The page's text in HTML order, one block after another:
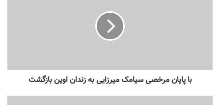
با پایان مرخصی سیامک میرزایی به زندان اوین بازگشت